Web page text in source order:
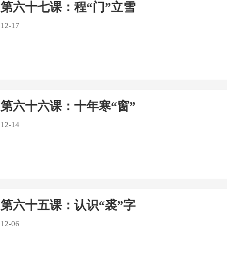
第六十七课：程“门”立雪
12-17
第六十六课：十年寒“窗”
12-14
第六十五课：认识“裘”字
12-06